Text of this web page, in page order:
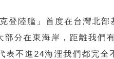
登陸艦」首度在台灣北
分在東海岸，距離我們
不進24海浬我們都完全